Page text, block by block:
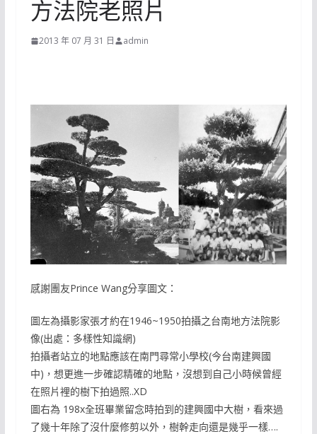
方法院老照片
2013 年 07 月 31 日 admin
感謝團友Prince Wang分享圖文：
圖左為攝影家張才約在1946~1950拍攝之台南地方法院影
像(出處：多樣性知識網)
拍攝者站立的地點應該在南門尋常小學校(今台南建興國
中)，想更進一步確認精確的地點，沒想到自己小時候曾經
在照片裡的樹下拍過照..XD
圖右為 198x全班畢業留念時拍到的建興國中大樹，看來過
了幾十年除了沒什麼修剪以外，樹幹走向還是幾乎一樣….